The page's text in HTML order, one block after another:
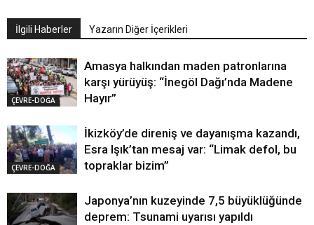
İlgili Haberler Yazarın Diğer İçerikleri
ÇEVRE-DOĞA
Amasya halkından maden patronlarına
karşı yürüyüş: “İnegöl Dağı’nda Madene
Hayır”
ÇEVRE-DOĞA
İkizköy’de direniş ve dayanışma kazandı,
Esra Işık’tan mesaj var: “Limak defol, bu
topraklar bizim”
Japonya’nın kuzeyinde 7,5 büyüklüğünde
deprem: Tsunami uyarısı yapıldı